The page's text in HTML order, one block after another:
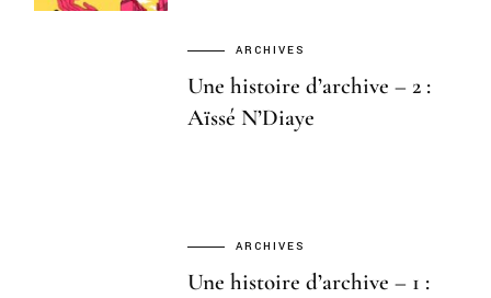
ARCHIVES
Une histoire d’archive – 2 :
Aïssé N’Diaye
ARCHIVES
Une histoire d’archive – 1 :